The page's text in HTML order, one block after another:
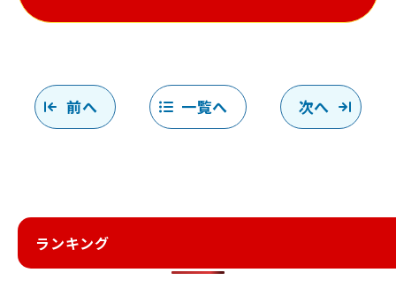
前へ 一覧へ 次へ
ランキング